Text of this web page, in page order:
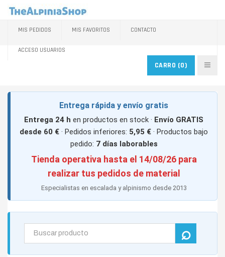
MIS PEDIDOS MIS FAVORITOS CONTACTO
ACCESO USUARIOS
CARRO (0)
Entrega rápida y envío gratis
Entrega 24 h en productos en stock · Envío GRATIS
desde 60 € · Pedidos inferiores: 5,95 € · Productos bajo
pedido: 7 días laborables
Tienda operativa hasta el 14/08/26 para
realizar tus pedidos de material
Especialistas en escalada y alpinismo desde 2013